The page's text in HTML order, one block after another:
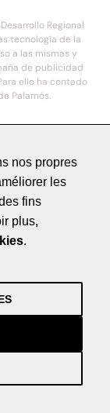
Regional
tecnología de la
a las mismas y
de publicidad
ello ha contado
Palamós.
derechos reservados
nos propres
les
fins
plus,
.